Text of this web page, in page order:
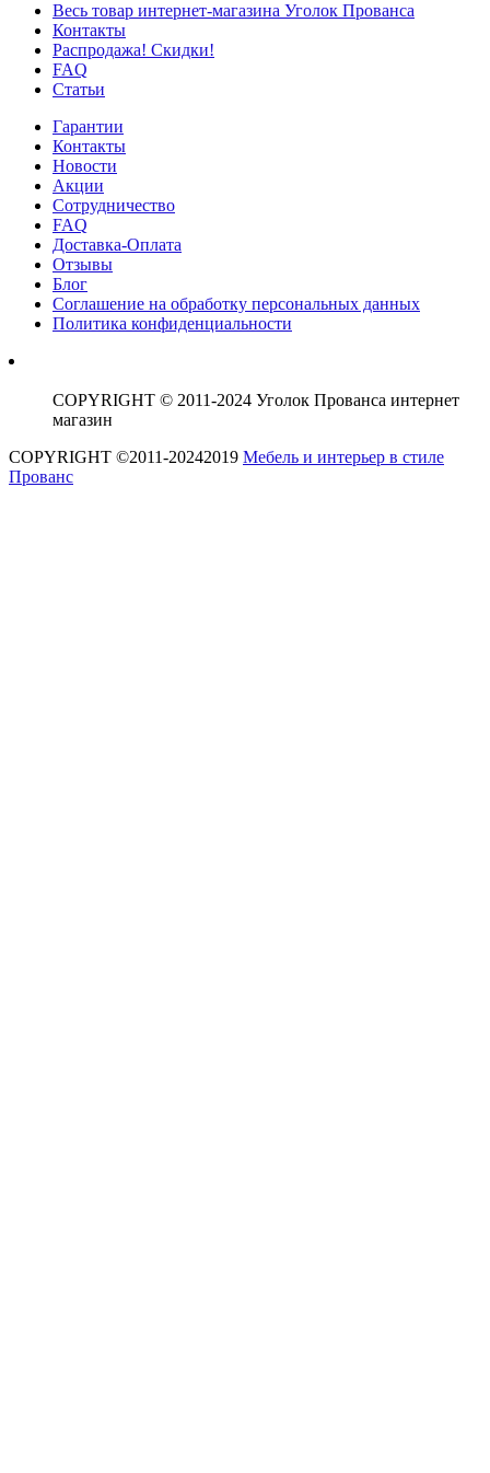
Весь товар интернет-магазина Уголок Прованса
Контакты
Распродажа! Скидки!
FAQ
Статьи
Гарантии
Контакты
Новости
Акции
Сотрудничество
FAQ
Доставка-Оплата
Отзывы
Блог
Соглашение на обработку персональных данных
Политика конфиденциальности
COPYRIGHT © 2011-2024 Уголок Прованса интернет
магазин
COPYRIGHT ©2011-20242019 Мебель и интерьер в стиле
Прованс